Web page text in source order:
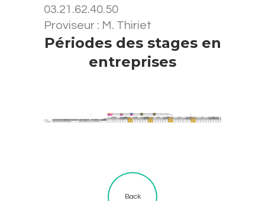
03.21.62.40.50
Proviseur : M. Thiriet
Périodes des stages en
entreprises
Back